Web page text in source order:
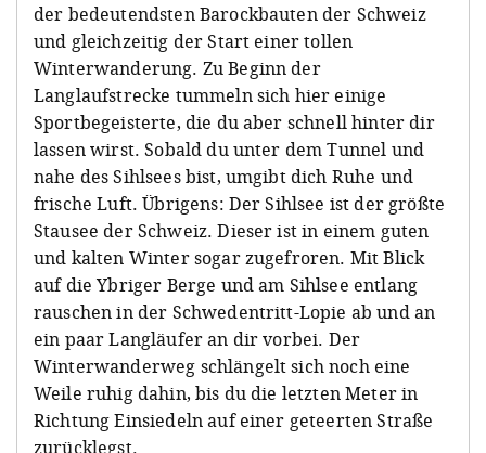
der bedeutendsten Barockbauten der Schweiz
und gleichzeitig der Start einer tollen
Winterwanderung. Zu Beginn der
Langlaufstrecke tummeln sich hier einige
Sportbegeisterte, die du aber schnell hinter dir
lassen wirst. Sobald du unter dem Tunnel und
nahe des Sihlsees bist, umgibt dich Ruhe und
frische Luft. Übrigens: Der Sihlsee ist der größte
Stausee der Schweiz. Dieser ist in einem guten
und kalten Winter sogar zugefroren. Mit Blick
auf die Ybriger Berge und am Sihlsee entlang
rauschen in der Schwedentritt-Lopie ab und an
ein paar Langläufer an dir vorbei. Der
Winterwanderweg schlängelt sich noch eine
Weile ruhig dahin, bis du die letzten Meter in
Richtung Einsiedeln auf einer geteerten Straße
zurücklegst.